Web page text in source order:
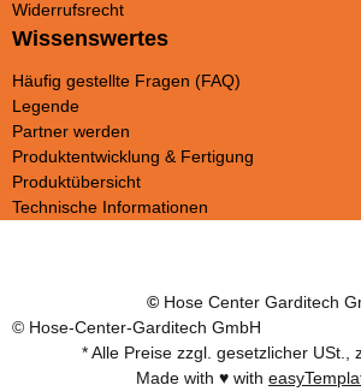
Widerrufsrecht
Wissenswertes
Häufig gestellte Fragen (FAQ)
Legende
Partner werden
Produktentwicklung & Fertigung
Produktübersicht
Technische Informationen
© Hose Center Garditech
© Hose-Center-Garditech GmbH
Made with ♥ with
* Alle Preise zzgl. gesetzlicher USt.,